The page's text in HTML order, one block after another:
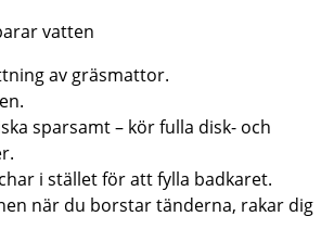
vatten
av gräsmattor.
sparsamt – kör fulla disk- och
i stället för att fylla badkaret.
när du borstar tänderna, rakar dig